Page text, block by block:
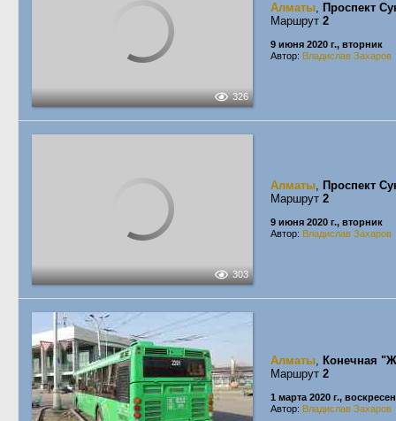
326
Алматы, Проспект
Маршрут 2
9 июня 2020 г., вторник
Автор: Владислав Захаров
303
Алматы, Проспект
Маршрут 2
9 июня 2020 г., вторник
Автор: Владислав Захаров
Алматы, Конечная
Маршрут 2
1 марта 2020 г.,
Автор: Владислав Захаров